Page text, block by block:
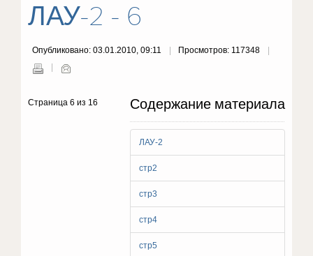
ЛАУ-2 - 6
Опубликовано: 03.01.2010, 09:11 Просмотров: 117348
Содержание материала
ЛАУ-2
стр2
стр3
стр4
стр5
Страница 6 из 16